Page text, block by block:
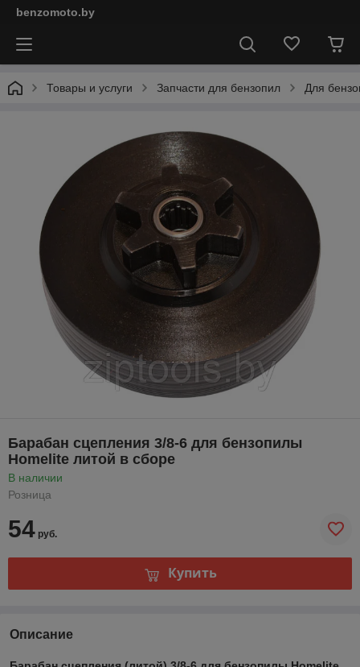
benzomoto.by
Товары и услуги Запчасти для бензопил Для
Барабан сцепления 3/8-6 для бензопилы
Homelite литой в сборе
В наличии
Розница
54 руб.
Купить
Описание